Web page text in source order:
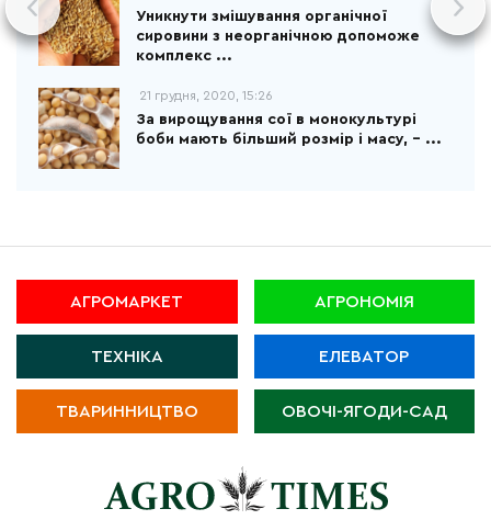
Уникнути змішування органічної
сировини з неорганічною допоможе
комплекс ...
21 грудня, 2020, 15:26
За вирощування сої в монокультурі
боби мають більший розмір і масу, – ...
АГРОМАРКЕТ АГРОНОМІЯ
ТЕХНІКА ЕЛЕВАТОР
ТВАРИННИЦТВО ОВОЧІ-ЯГОДИ-САД